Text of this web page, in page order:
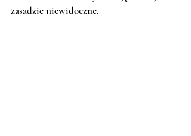
zasadzie niewidoczne.